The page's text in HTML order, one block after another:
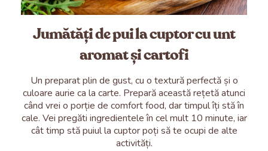
Jumătăți de pui la cuptor cu unt
aromat și cartofi
Un preparat plin de gust, cu o textură perfectă și o
culoare aurie ca la carte. Prepară această rețetă atunci
când vrei o porție de comfort food, dar timpul îți stă în
cale. Vei pregăti ingredientele în cel mult 10 minute, iar
cât timp stă puiul la cuptor poți să te ocupi de alte
activități.